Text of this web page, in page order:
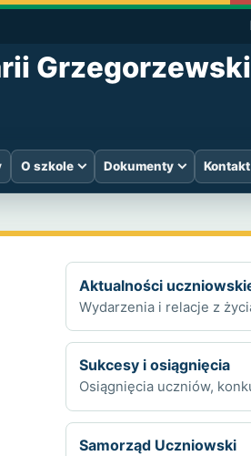
O szkole Dokumenty Kontakt
Aktualności
Wydarzenia i relacje z
Sukcesy i osiągnięcia
Osiągnięcia uczniów,
Samorząd Uczniowski